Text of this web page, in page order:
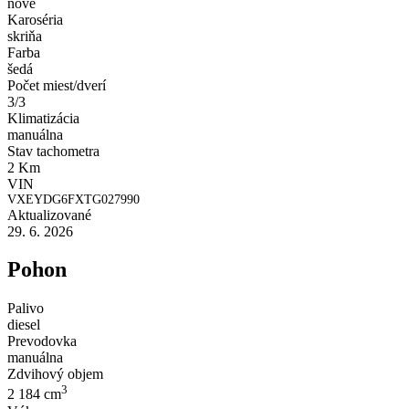
Karoséria
skriňa
Farba
šedá
Počet miest/dverí
3/3
Klimatizácia
manuálna
Stav tachometra
2 Km
VIN
VXEYDG6FXTG027990
Aktualizované
29. 6. 2026
Pohon
Palivo
diesel
Prevodovka
manuálna
Zdvihový objem
2 184 cm3